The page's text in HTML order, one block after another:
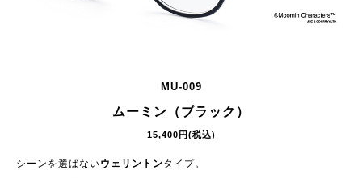
MU-009
ムーミン（ブラック）
15,400円(税込)
シーンを選ばないウェリントンタイプ。